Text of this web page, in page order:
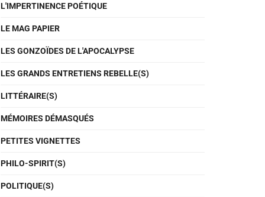
L'IMPERTINENCE POÉTIQUE
LE MAG PAPIER
LES GONZOÏDES DE L'APOCALYPSE
LES GRANDS ENTRETIENS REBELLE(S)
LITTÉRAIRE(S)
MÉMOIRES DÉMASQUÉS
PETITES VIGNETTES
PHILO-SPIRIT(S)
POLITIQUE(S)